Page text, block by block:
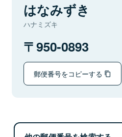
はなみずき
ハナミズキ
950-0893
郵便番号をコピーする